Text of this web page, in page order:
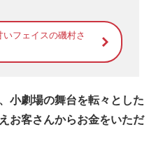
いフェイスの磯村さ
小劇場の舞台を転々とした
お客さんからお金をいただ